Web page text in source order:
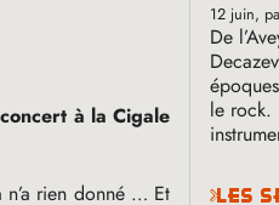
à la Cigale
n’a rien donné … Et
12 juin,
De
le rock.
les spiders : le